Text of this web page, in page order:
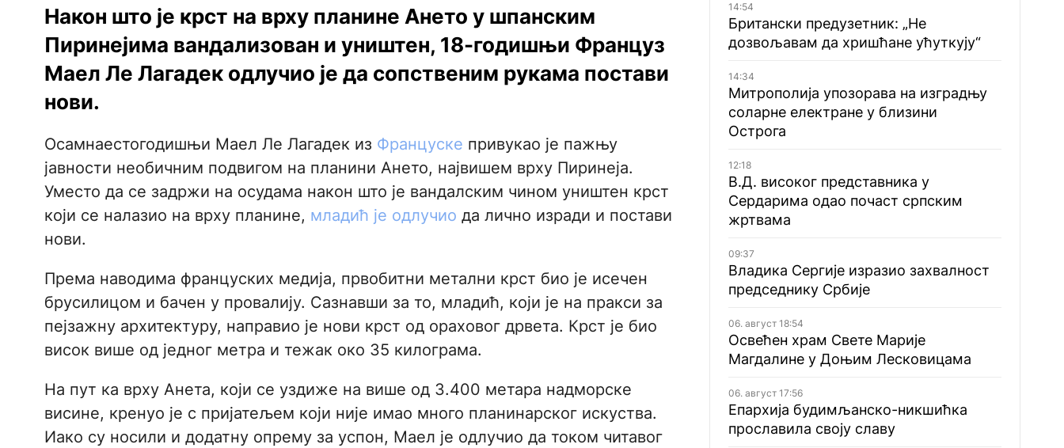
Након што је крст на врху планине Ането у шпанским
Пиринејима вандализован и уништен, 18-годишњи Француз
Маел Ле Лагадек одлучио је да сопственим рукама постави
нови.
Осамнаестогодишњи Маел Ле Лагадек из Француске привукао је пажњу
јавности необичним подвигом на планини Ането, највишем врху Пиринеја.
Уместо да се задржи на осудама након што је вандалским чином уништен крст
који се налазио на врху планине, младић је одлучио да лично изради и постави
нови.
Према наводима француских медија, првобитни метални крст био је исечен
брусилицом и бачен у провалију. Сазнавши за то, младић, који је на пракси за
пејзажну архитектуру, направио је нови крст од ораховог дрвета. Крст је био
висок више од једног метра и тежак око 35 килограма.
На пут ка врху Анета, који се уздиже на више од 3.400 метара надморске
висине, кренуо је с пријатељем који није имао много планинарског искуства.
Иако су носили и додатну опрему за успон, Маел је одлучио да током читавог
14:54
Британски предузетник: „Не
дозвољавам да хришћане ућуткују“
14:34
Митрополија упозорава на изградњу
соларне електране у близини
Острога
12:18
В.Д. високог представника у
Сердарима одао почаст српским
жртвама
09:37
Владика Сергије изразио захвалност
председнику Србије
06. август 18:54
Освећен храм Свете Марије
Магдалине у Доњим Лесковицама
06. август 17:56
Епархија будимљанско-никшићка
прославила своју славу